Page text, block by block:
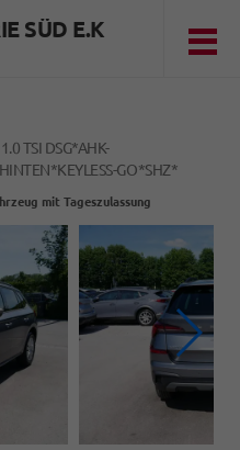
SÜD E.K
TSI DSG*AHK-
GO*SHZ*
mit Tageszulassung